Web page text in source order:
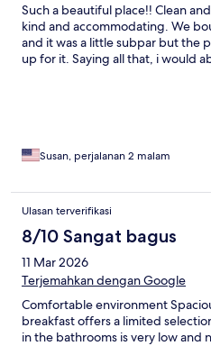
Such a beautiful place!! Clean
kind and accommodating. We
and it was a little subpar but the
up for it. Saying all that, i would
Susan, perjalanan 2 malam
Ulasan terverifikasi
8/10 Sangat bagus
11 Mar 2026
Terjemahkan dengan Google
Comfortable environment
breakfast offers a limited
in the bathrooms is very low and